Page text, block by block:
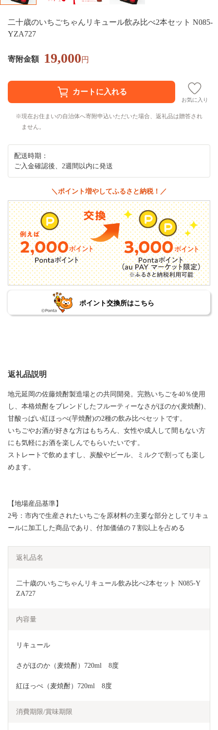
二十歳のいちごちゃんリキュール飲み比べ2本セット N085-
YZA727
寄附金額 19,000円
お気に入り
現在お住まいの自治体へ寄附申込いただいた場合、返礼品は贈答され
ません。
配送時期：
ご入金確認後、2週間以内に発送
＼ポイント増やしてふるさと納税！／
ポイント交換所はこちら
返礼品説明
地元延岡の佐藤焼酎製造場との共同開発。完熟いちごを40％使用
し、本格焼酎をブレンドしたフルーティーなさがほのか(麦焼酎)、
甘酸っぱい紅ほっぺ(芋焼酎)の2種の飲み比べセットです。
いちごやお酒が好きな方はもちろん、女性や成人して間もない方
にも気軽にお酒を楽しんでもらいたいです。
ストレートで飲めますし、炭酸やビール、ミルクで割っても楽し
めます。
【地場産品基準】
2号：市内で生産されたいちごを原材料の主要な部分としてリキュ
ールに加工した商品であり、付加価値の７割以上を占める
返礼品名
二十歳のいちごちゃんリキュール飲み比べ2本セット N085-Y
ZA727
内容量
リキュール
さがほのか（麦焼酎）720ml　8度
紅ほっぺ（麦焼酎）720ml　8度
消費期限/賞味期限